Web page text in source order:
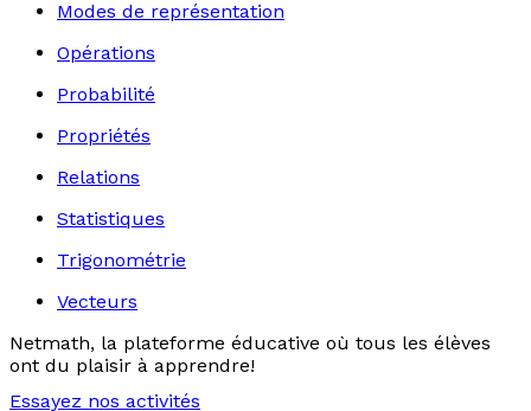
Modes de représentation
Opérations
Probabilité
Propriétés
Relations
Statistiques
Trigonométrie
Vecteurs
Netmath, la plateforme éducative où tous les élèves
ont du plaisir à apprendre!
Essayez nos activités